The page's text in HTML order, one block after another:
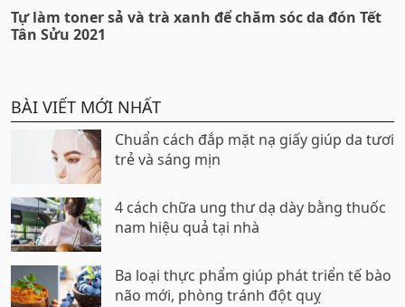
Tự làm toner sả và trà xanh để chăm sóc da đón Tết
Tân Sửu 2021
BÀI VIẾT MỚI NHẤT
Chuẩn cách đắp mặt nạ giấy giúp da tươi
trẻ và sáng mịn
4 cách chữa ung thư dạ dày bằng thuốc
nam hiệu quả tại nhà
Ba loại thực phẩm giúp phát triển tế bào
não mới, phòng tránh đột quỵ